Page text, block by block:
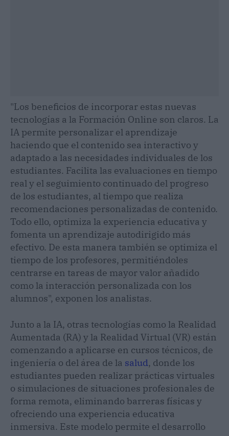
"Los beneficios de incorporar estas nuevas
tecnologías a la Formación Online son claros. La
IA permite personalizar el aprendizaje
haciendo que el contenido sea interactivo y
adaptado a las necesidades individuales de los
estudiantes. Facilita las evaluaciones en tiempo
real y el seguimiento continuado del progreso
de los estudiantes, al tiempo que realiza
recomendaciones personalizadas de contenido.
Todo ello, optimiza la experiencia educativa y
fomenta un aprendizaje autodirigido más
efectivo. De esta manera también se optimiza el
tiempo de los profesores, permitiéndoles
centrarse en tareas de mayor valor añadido
como la interacción personalizada con los
alumnos", exponen los analistas.
Junto a la IA, otras tecnologías como la Realidad
Aumentada (RA) y la Realidad Virtual (VR) están
comenzando a aplicarse en cursos técnicos, de
ingeniería o del área de la salud, donde los
estudiantes pueden realizar prácticas virtuales
o simulaciones de situaciones profesionales de
forma remota, eliminando barreras físicas y
ofreciendo una experiencia educativa
inmersiva. Este modelo permite el desarrollo